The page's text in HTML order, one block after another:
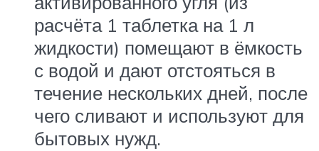
расчёта 1 таблетка на 1 л
жидкости) помещают в ёмкость
с водой и дают отстояться в
течение нескольких дней, после
чего сливают и используют для
бытовых нужд.